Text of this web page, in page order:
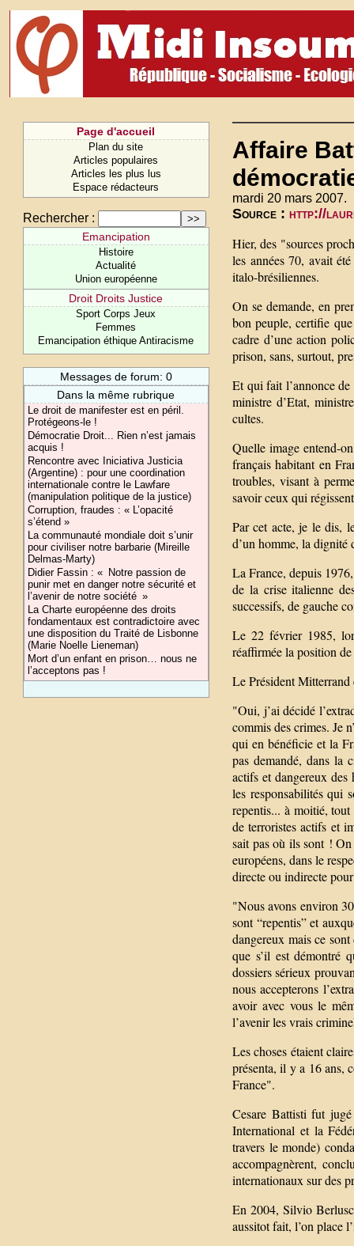
Page d'accueil
Plan du site
Articles populaires
Articles les plus lus
Espace rédacteurs
Rechercher :
Emancipation
Histoire
Actualité
Union européenne
Droit Droits Justice
Sport Corps Jeux
Femmes
Emancipation éthique Antiracisme
Messages de forum: 0
Dans la même rubrique
Le droit de manifester est en péril.
Protégeons-le !
Démocratie Droit... Rien n’est jamais
acquis !
Rencontre avec Iniciativa Justicia
(Argentine) : pour une coordination
internationale contre le Lawfare
(manipulation politique de la justice)
Corruption, fraudes : « L’opacité
s’étend »
La communauté mondiale doit s’unir
pour civiliser notre barbarie (Mireille
Delmas-Marty)
Didier Fassin : « Notre passion de
punir met en danger notre sécurité et
l’avenir de notre société »
La Charte européenne des droits
fondamentaux est contradictoire avec
une disposition du Traité de Lisbonne
(Marie Noelle Lieneman)
Mort d’un enfant en prison… nous ne
l’acceptons pas !
Affaire
mardi 20 mars 2007.
Source : http://
Hier, des "sources
les années 70, avait
italo-brésiliennes.
On se demande, en
bon peuple, certifie
cadre d’une action
prison, sans, surtout,
Et qui fait l’annonce
ministre d’Etat,
cultes.
Quelle image entend-
français habitant en
troubles, visant à
savoir ceux qui
Par cet acte, je le dis,
d’un homme, la dignité
La France, depuis
de la crise italienne
successifs, de gauche
Le 22 février 1985,
réaffirmée la position
Le Président
"Oui, j’ai décidé
commis des crimes. Je
qui en bénéficie et la
pas demandé, dans la
actifs et dangereux des
les responsabilités qui
repentis... à moitié,
de terroristes actifs et
sait pas où ils sont !
européens, dans le
directe ou indirecte
"Nous avons environ
sont “repentis” et
dangereux mais ce
que s’il est démontré
dossiers sérieux
nous accepterons
avoir avec vous le
l’avenir les vrais
Les choses étaient
présenta, il y a 16 ans,
France".
Cesare Battisti fut
International et la
travers le monde)
accompagnèrent,
internationaux sur des
En 2004, Silvio
aussitot fait, l’on place